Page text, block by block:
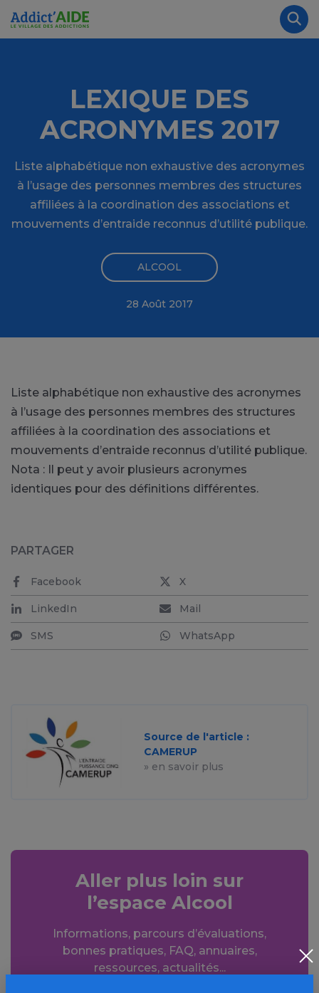
Aller au contenu principal
LEXIQUE DES
ACRONYMES 2017
Liste alphabétique non exhaustive des acronymes
à l’usage des personnes membres des structures
affiliées à la coordination des associations et
mouvements d’entraide reconnus d’utilité publique.
ALCOOL
28 Août 2017
Liste alphabétique non exhaustive des acronymes
à l’usage des personnes membres des structures
affiliées à la coordination des associations et
mouvements d’entraide reconnus d’utilité publique.
Nota : Il peut y avoir plusieurs acronymes
identiques pour des définitions différentes.
PARTAGER
Facebook X
LinkedIn Mail
SMS WhatsApp
Source de l'article :
CAMERUP
» en savoir plus
Aller plus loin sur
l’espace Alcool
Informations, parcours d’évaluations,
bonnes pratiques, FAQ, annuaires,
ressources, actualités...
Panneau de gestion des cookies